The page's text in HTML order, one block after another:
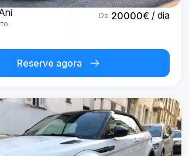
De 20000€ / dia
Reserve agora